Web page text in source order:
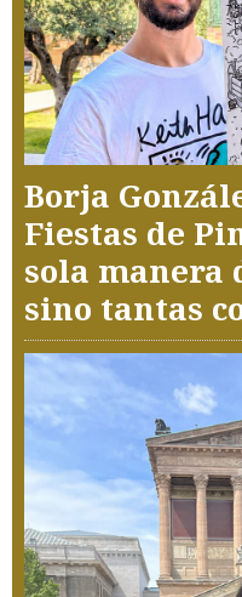
Borja
Fiestas de
sola manera
sino tantas